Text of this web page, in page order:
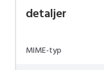
detaljer
MIME-typ